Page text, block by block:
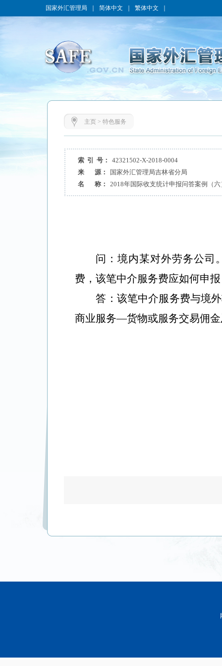
国家外汇管理局 简体中文 繁体中文
主页> 特色服务
索 引 号：
42321502-X-2018-0004
来 源：
国家外汇管理局吉林省分局
名 称：
2018年国际收支统计申报问答案例（六
问：境内某对外劳务公司
费，该笔中介服务费应如何申
答：该笔中介服务费与境
商业服务—货物或服务交易佣金